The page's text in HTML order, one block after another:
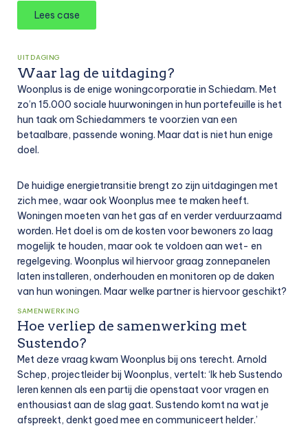
Lees case
UITDAGING
Waar lag de uitdaging?
Woonplus is de enige woningcorporatie in Schiedam. Met
zo’n 15.000 sociale huurwoningen in hun portefeuille is het
hun taak om Schiedammers te voorzien van een
betaalbare, passende woning. Maar dat is niet hun enige
doel.
De huidige energietransitie brengt zo zijn uitdagingen met
zich mee, waar ook Woonplus mee te maken heeft.
Woningen moeten van het gas af en verder verduurzaamd
worden. Het doel is om de kosten voor bewoners zo laag
mogelijk te houden, maar ook te voldoen aan wet- en
regelgeving. Woonplus wil hiervoor graag zonnepanelen
laten installeren, onderhouden en monitoren op de daken
van hun woningen. Maar welke partner is hiervoor geschikt?
SAMENWERKING
Hoe verliep de samenwerking met
Sustendo?
Met deze vraag kwam Woonplus bij ons terecht. Arnold
Schep, projectleider bij Woonplus, vertelt: ‘Ik heb Sustendo
leren kennen als een partij die openstaat voor vragen en
enthousiast aan de slag gaat. Sustendo komt na wat je
afspreekt, denkt goed mee en communiceert helder.’